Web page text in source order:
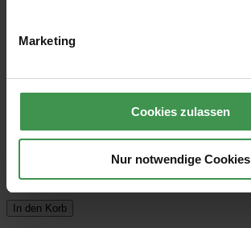
Marketing
Cookies zulassen
Nur notwendige Cookies
Produktdetails
In den Korb